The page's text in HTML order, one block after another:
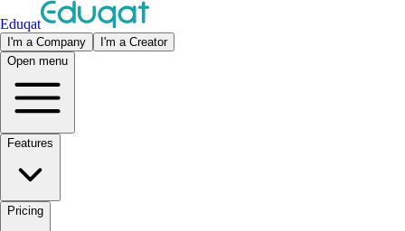
Eduqat
I'm a Company
I'm a Creator
Open menu
Features
Pricing